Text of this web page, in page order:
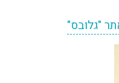
"גלובס"